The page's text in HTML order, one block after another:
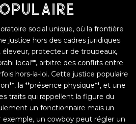
social unique, où la frontière
justice hors des cadres juridiques
éleveur, protecteur de troupeaux,
local**, arbitre des conflits entre
hors-la-loi. Cette justice populaire
la **présence physique**, et une
traits qui rappellent la figure du
un fonctionnaire mais un
un cowboy peut régler un